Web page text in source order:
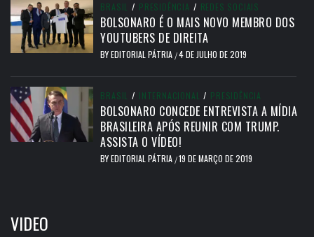
BRASIL / PRESIDÊNCIA / REDES SOCIAIS
BOLSONARO É O MAIS NOVO MEMBRO DOS
YOUTUBERS DE DIREITA
BYEDITORIAL PÁTRIA /4 DE JULHO DE 2019
BRASIL / INTERNACIONAL / PRESIDÊNCIA
BOLSONARO CONCEDE ENTREVISTA A MÍDIA
BRASILEIRA APÓS REUNIR COM TRUMP.
ASSISTA O VÍDEO!
BYEDITORIAL PÁTRIA /19 DE MARÇO DE 2019
VIDEO